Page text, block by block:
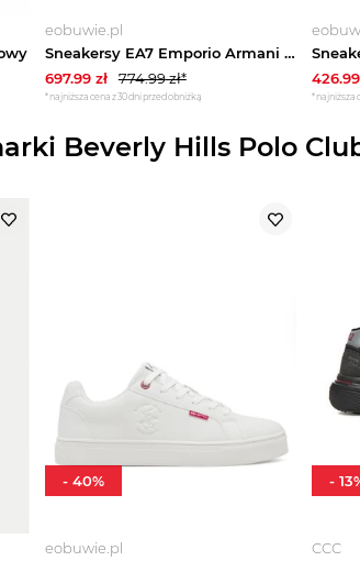
eobuwie.pl
Sneakersy EA7 Emporio Armani 7X000870 AF28085 MB786 Granatowy
697.99zł 774.99zł*
*najniższa cena z 30 dni przed obniżką
426.99
*najniższa
Beverly Hills Polo
eobuwie.pl
- 40%
CCC
- 13